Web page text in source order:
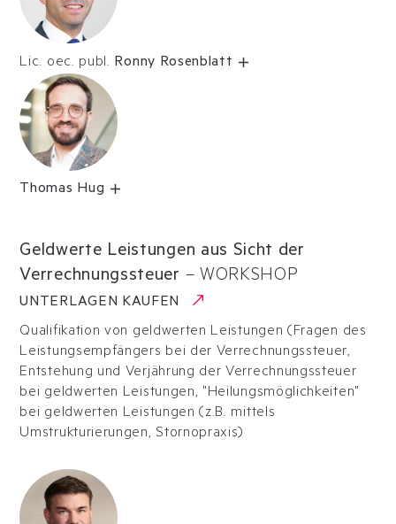
Lic. oec. publ. Ronny Rosenblatt
Thomas Hug
Geldwerte Leistungen aus Sicht der
Verrechnungssteuer – WORKSHOP
UNTERLAGEN KAUFEN
Qualifikation von geldwerten Leistungen (Fragen des
Leistungsempfängers bei der Verrechnungssteuer,
Entstehung und Verjährung der Verrechnungssteuer
bei geldwerten Leistungen, "Heilungsmöglichkeiten"
bei geldwerten Leistungen (z.B. mittels
Umstrukturierungen, Stornopraxis)